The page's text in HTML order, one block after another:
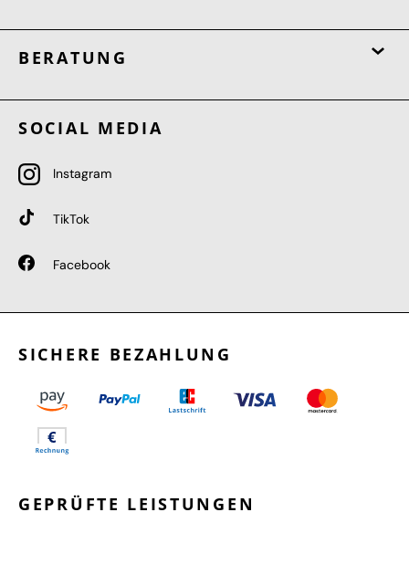
BERATUNG
SOCIAL MEDIA
Instagram
TikTok
Facebook
SICHERE BEZAHLUNG
GEPRÜFTE LEISTUNGEN